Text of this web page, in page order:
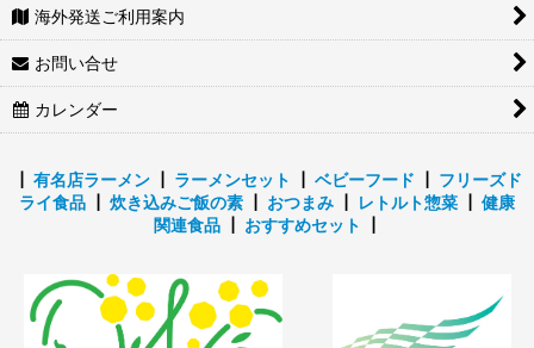
アメリカ（米国）に送れる日本食品、日本のお菓子
日本の非常食・災害備蓄品特集
2026年 お正月特集！
2026年 新春福袋
海外発送ご利用案内
お問い合せ
カレンダー
有名店ラーメン┃ ラーメンセット ベビーフード
フリーズド
ライ食品
炊き込みご飯の素 おつまみ レトルト惣菜
健康
関連食品┃ おすすめセット